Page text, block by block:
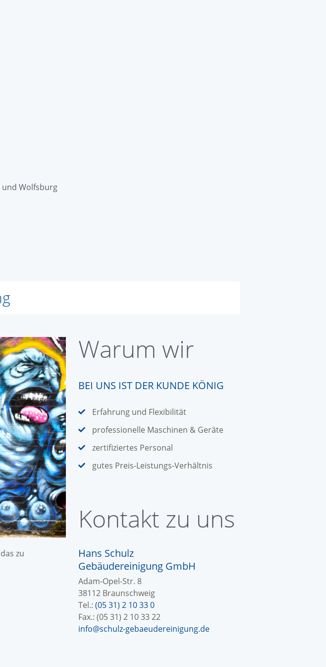
Wolfsburg
zu
Warum wir
BEI UNS IST DER KUNDE KÖNIG
Erfahrung und Flexibilität
professionelle Maschinen & Geräte
zertifiziertes Personal
gutes Preis-Leistungs-Verhältnis
Kontakt zu uns
Hans Schulz
Gebäudereinigung GmbH
Adam-Opel-Str. 8
38112 Braunschweig
Tel.: (05 31) 2 10 33 0
Fax.: (05 31) 2 10 33 22
info@schulz-gebaeudereinigung.de